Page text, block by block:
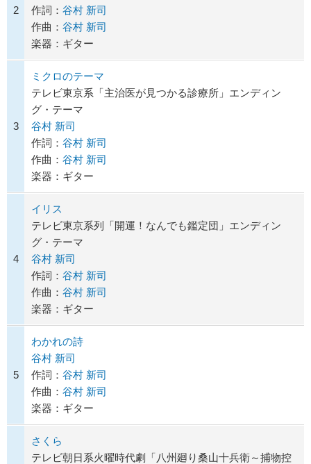
2
作詞： 谷村 新司
作曲： 谷村 新司
楽器：ギター
3
ミクロのテーマ
テレビ東京系「主治医が見つかる診療所」エンディン
グ・テーマ
谷村 新司
作詞： 谷村 新司
作曲： 谷村 新司
楽器：ギター
4
イリス
テレビ東京系列「開運！なんでも鑑定団」エンディン
グ・テーマ
谷村 新司
作詞： 谷村 新司
作曲： 谷村 新司
楽器：ギター
5
わかれの詩
谷村 新司
作詞： 谷村 新司
作曲： 谷村 新司
楽器：ギター
さくら
テレビ朝日系火曜時代劇「八州廻り桑山十兵衛～捕物控